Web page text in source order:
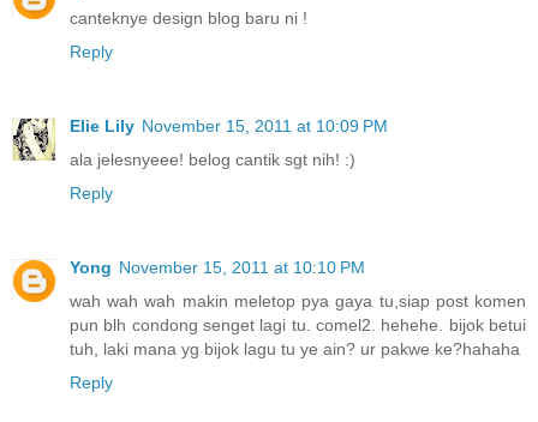
canteknye design blog baru ni !
Reply
Elie Lily November 15, 2011 at 10:09 PM
ala jelesnyeee! belog cantik sgt nih! :)
Reply
Yong November 15, 2011 at 10:10 PM
wah wah wah makin meletop pya gaya tu,siap post komen
pun blh condong senget lagi tu. comel2. hehehe. bijok betui
tuh, laki mana yg bijok lagu tu ye ain? ur pakwe ke?hahaha
Reply